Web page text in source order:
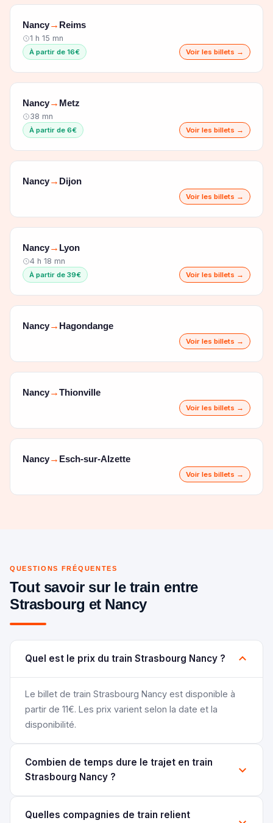
Nancy→ Reims
1 h 15 mn
À partir de 16€ Voir les billets →
Nancy→ Metz
38 mn
À partir de 6€ Voir les billets →
Nancy→ Dijon
Voir les billets →
Nancy→ Lyon
4 h 18 mn
À partir de 39€ Voir les billets →
Nancy→ Hagondange
Voir les billets →
Nancy→Thionville
Voir les billets →
Nancy→ Esch-sur-Alzette
Voir les billets →
QUESTIONS FRÉQUENTES
Tout savoir sur le train entre
Strasbourg et Nancy
Quel est le prix du train Strasbourg Nancy ?
Le billet de train Strasbourg Nancy est disponible à
partir de 11€. Les prix varient selon la date et la
disponibilité.
Combien de temps dure le trajet en train
Strasbourg Nancy ?
Quelles compagnies de train relient